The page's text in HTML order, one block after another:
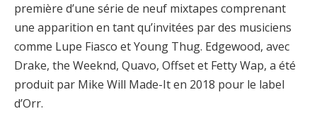
première d’une série de neuf mixtapes comprenant
une apparition en tant qu’invitées par des musiciens
comme Lupe Fiasco et Young Thug. Edgewood, avec
Drake, the Weeknd, Quavo, Offset et Fetty Wap, a été
produit par Mike Will Made-It en 2018 pour le label
d’Orr.